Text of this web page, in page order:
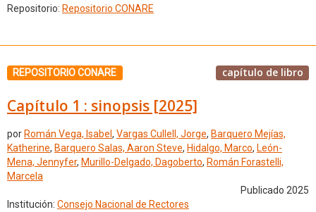
Repositorio: Repositorio CONARE
REPOSITORIO CONARE capítulo de libro
Capítulo 1 : sinopsis [2025]
por Román Vega, Isabel , Vargas Cullell, Jorge, Barquero Mejías,
Katherine, Barquero Salas, Aaron Steve, Hidalgo, Marco, León-
Mena, Jennyfer, Murillo-Delgado, Dagoberto, Román Forastelli,
Marcela
Publicado 2025
Institución: Consejo Nacional de Rectores